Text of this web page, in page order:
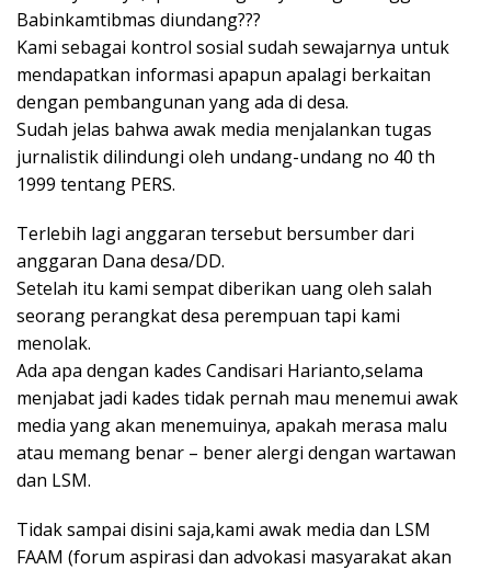
Babinkamtibmas diundang???
Kami sebagai kontrol sosial sudah sewajarnya untuk
mendapatkan informasi apapun apalagi berkaitan
dengan pembangunan yang ada di desa.
Sudah jelas bahwa awak media menjalankan tugas
jurnalistik dilindungi oleh undang-undang no 40 th
1999 tentang PERS.
Terlebih lagi anggaran tersebut bersumber dari
anggaran Dana desa/DD.
Setelah itu kami sempat diberikan uang oleh salah
seorang perangkat desa perempuan tapi kami
menolak.
Ada apa dengan kades Candisari Harianto,selama
menjabat jadi kades tidak pernah mau menemui awak
media yang akan menemuinya, apakah merasa malu
atau memang benar – bener alergi dengan wartawan
dan LSM.
Tidak sampai disini saja,kami awak media dan LSM
FAAM (forum aspirasi dan advokasi masyarakat akan